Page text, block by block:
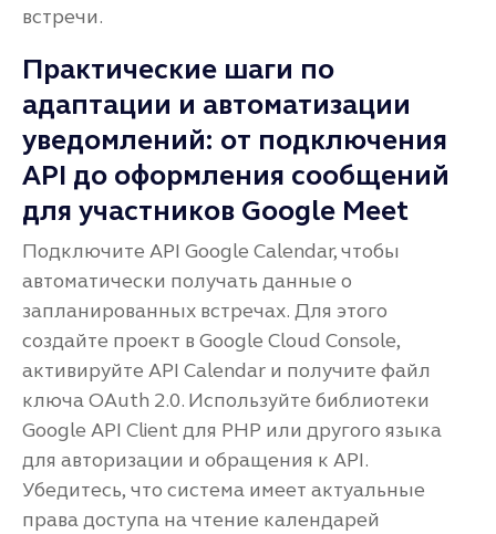
встречи.
Практические шаги по
адаптации и автоматизации
уведомлений: от подключения
API до оформления сообщений
для участников Google Meet
Подключите API Google Calendar, чтобы
автоматически получать данные о
запланированных встречах. Для этого
создайте проект в Google Cloud Console,
активируйте API Calendar и получите файл
ключа OAuth 2.0. Используйте библиотеки
Google API Client для PHP или другого языка
для авторизации и обращения к API.
Убедитесь, что система имеет актуальные
права доступа на чтение календарей